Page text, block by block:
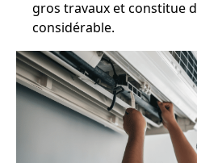
gros travaux et constitue
considérable.